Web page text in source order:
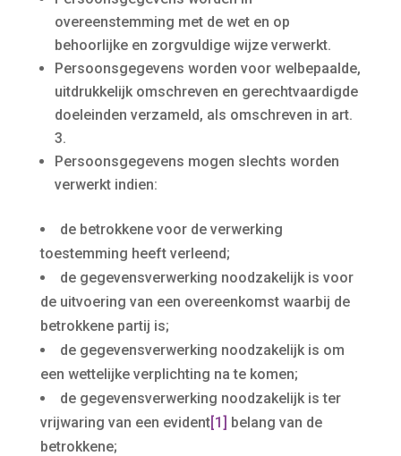
overeenstemming met de wet en op
behoorlijke en zorgvuldige wijze verwerkt.
Persoonsgegevens worden voor welbepaalde,
uitdrukkelijk omschreven en gerechtvaardigde
doeleinden verzameld, als omschreven in art.
3.
Persoonsgegevens mogen slechts worden
verwerkt indien:
de betrokkene voor de verwerking
toestemming heeft verleend;
de gegevensverwerking noodzakelijk is voor
de uitvoering van een overeenkomst waarbij de
betrokkene partij is;
de gegevensverwerking noodzakelijk is om
een wettelijke verplichting na te komen;
de gegevensverwerking noodzakelijk is ter
vrijwaring van een evident[1] belang van de
betrokkene;